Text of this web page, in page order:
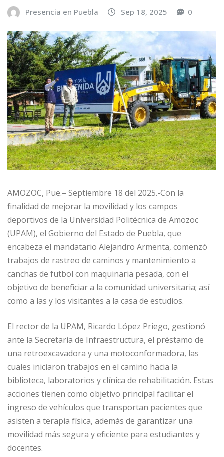
Presencia en Puebla Sep 18, 2025 0
AMOZOC, Pue.– Septiembre 18 del 2025.-Con la
finalidad de mejorar la movilidad y los campos
deportivos de la Universidad Politécnica de Amozoc
(UPAM), el Gobierno del Estado de Puebla, que
encabeza el mandatario Alejandro Armenta, comenzó
trabajos de rastreo de caminos y mantenimiento a
canchas de futbol con maquinaria pesada, con el
objetivo de beneficiar a la comunidad universitaria; así
como a las y los visitantes a la casa de estudios.
El rector de la UPAM, Ricardo López Priego, gestionó
ante la Secretaría de Infraestructura, el préstamo de
una retroexcavadora y una motoconformadora, las
cuales iniciaron trabajos en el camino hacia la
biblioteca, laboratorios y clínica de rehabilitación. Estas
acciones tienen como objetivo principal facilitar el
ingreso de vehículos que transportan pacientes que
asisten a terapia física, además de garantizar una
movilidad más segura y eficiente para estudiantes y
docentes.